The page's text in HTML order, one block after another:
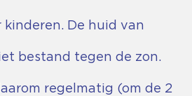
De huid van
bestand tegen de zon.
regelmatig (om de 2